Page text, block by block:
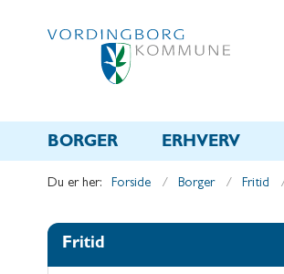
BORGER ERHVERV
Du er her: Forside Borger Fritid
Fritid